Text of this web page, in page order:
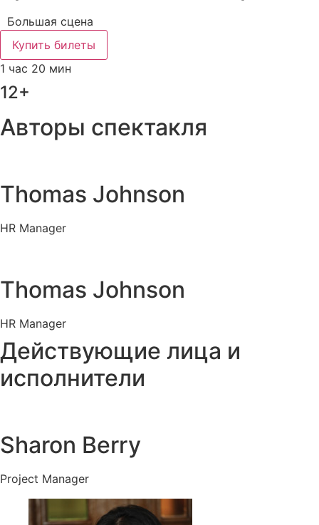
Большая сцена
Купить билеты
1 час 20 мин
12+
Авторы спектакля
Thomas Johnson
HR Manager
Thomas Johnson
HR Manager
Действующие лица и
исполнители
Sharon Berry
Project Manager